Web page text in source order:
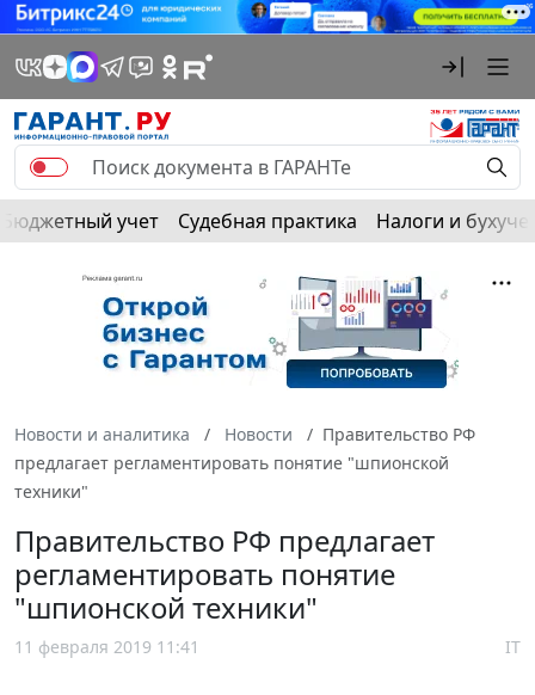
Бюджетный учет Судебная практика Налоги и
Новости и аналитика Новости
Правительство РФ
предлагает регламентировать понятие "шпионской
техники"
Правительство РФ предлагает
регламентировать понятие
"шпионской техники"
11 февраля 2019 11:41 IT